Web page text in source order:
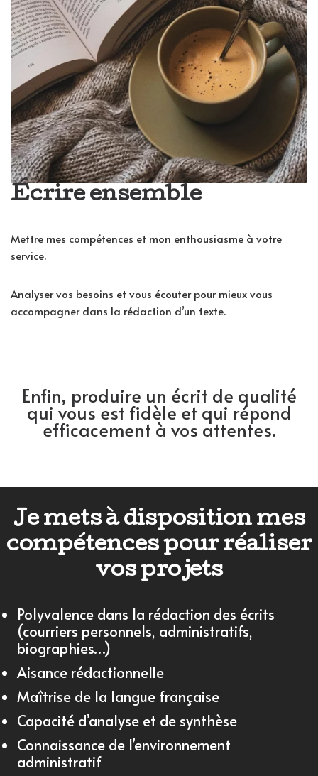
Écrire ensemble
Mettre mes compétences et mon enthousiasme à votre
service.
Analyser vos besoins et vous écouter pour mieux vous
accompagner dans la rédaction d’un texte.
Enfin, produire un écrit de qualité
qui vous est fidèle et qui répond
efficacement à vos attentes.
Je mets à disposition mes
compétences pour réaliser
vos projets
Polyvalence dans la rédaction des écrits
(courriers personnels, administratifs,
biographies…)
Aisance rédactionnelle
Maîtrise de la langue française
Capacité d’analyse et de synthèse
Connaissance de l’environnement
administratif